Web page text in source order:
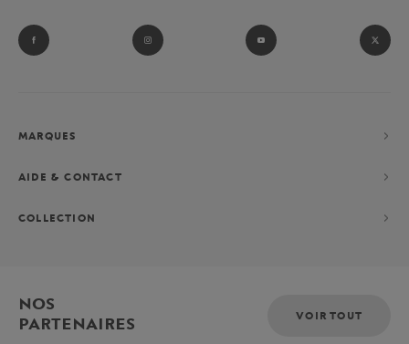
MARQUES
AIDE & CONTACT
COLLECTION
NOS
PARTENAIRES
VOIR TOUT